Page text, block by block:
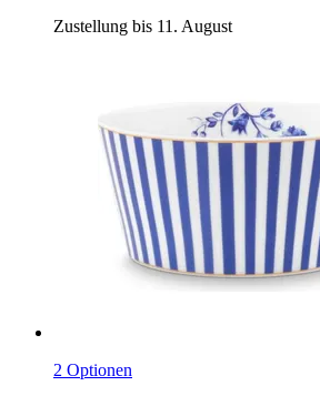
Zustellung bis 11. August
2 Optionen